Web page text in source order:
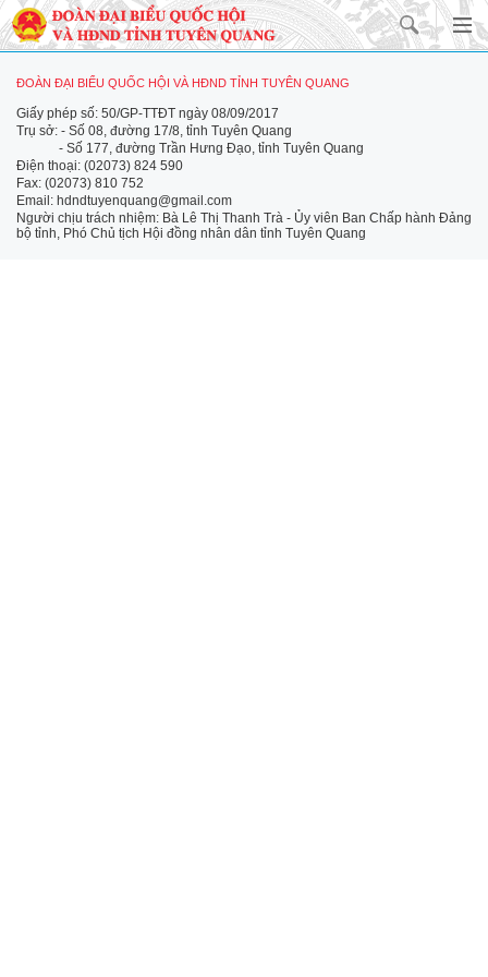
ĐOÀN ĐẠI BIỂU QUỐC HỘI VÀ HĐND TỈNH TUYÊN QUANG
Giấy phép số: 50/GP-TTĐT ngày 08/09/2017
Trụ sở: - Số 08, đường 17/8, tỉnh Tuyên Quang
- Số 177, đường Trần Hưng Đạo, tỉnh Tuyên Quang
Điện thoại: (02073) 824 590
Fax: (02073) 810 752
Email: hdndtuyenquang@gmail.com
Người chịu trách nhiệm: Bà Lê Thị Thanh Trà - Ủy viên Ban Chấp hành Đảng
bộ tỉnh, Phó Chủ tịch Hội đồng nhân dân tỉnh Tuyên Quang